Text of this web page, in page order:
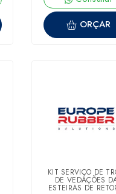
ORÇAR
KIT SERVIÇO DE
DE VEDAÇÕES
ESTEIRAS DE